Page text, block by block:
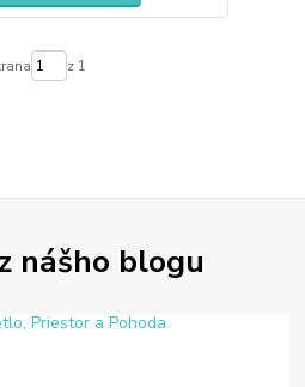
z 1
nášho blogu